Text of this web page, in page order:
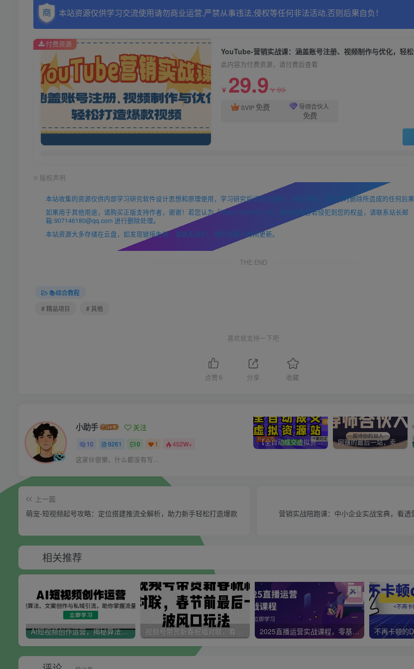
本站资源仅供学习交流使用请勿商业运营,严禁从事违法,侵权等任何非法活动,否则后果自负！
此内容为付费资源，请付费后查看
￥ 29.9￥99
SVIP 免费 导师合伙人
免费
付费资源
© 版权声明
本站收集的资源仅供内部学习研究软件设计思想和原理使用，学习研究后请自觉删除，请勿传播，因未及时删除所造成的任何后果
如果用于其他用途，请购买正版支持作者，谢谢！若您认为「https://mc9527.cn/」发布的内容若侵犯到您的权益，请联系站长邮
箱:907146180@qq.com 进行删除处理。
本站资源大多存储在云盘，如发现链接失效，请联系我们，我们会第一时间更新。
THE END
📚综合教程
# 精品项目
# 其他
喜欢就支持一下吧
点赞 6 分享 收藏
小助手 关注
10 9261 0 1 452W+
这家伙很懒，什么都没有写...
【全自动成交虚拟资源站】站长唯一陪跑项目！月入10W+~长期稳定~ 网赚的最后一站，卖项目！做网赚顶级猎食者~
上一篇
萌宠-短视频起号攻略：定位搭建推流全解析，助力新手轻松打造爆款
营销实战陪跑课：中小企业实战宝典，看
相关推荐
AI短视频创作运营，揭秘算法、文案创作与私域引流，助你掌握流量密码 2025直播运营实战课程，零基础入门到流量优化，快速提升直播间表现 不再卡顿的